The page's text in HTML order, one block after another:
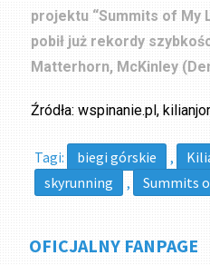
projektu “Summits of My
pobił już rekordy
Matterhorn, McKinley
Źródła: wspinanie.pl,
Tagi: biegi górskie ,
skyrunning
, Summits
OFICJALNY FANPAGE